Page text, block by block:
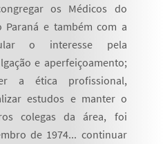
os Médicos do
Paraná e também com a
o interesse pela
e aperfeiçoamento;
a ética profissional,
estudos e manter o
colegas da área, foi
de 1974... continuar